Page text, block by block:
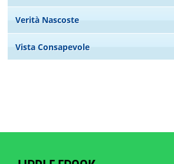
Verità Nascoste
Vista Consapevole